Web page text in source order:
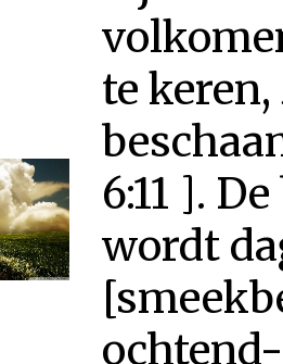
te
6:11 ].
wordt